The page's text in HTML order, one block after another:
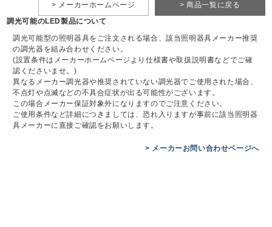
> 商品一覧に戻る
> メーカーホームページ
調光可能のLED製品について
調光可能型の照明器具をご注文される場合、該当照明器具メーカー推奨
の調光器を組み合わせください。
(設置条件はメーカーホームページより仕様書や取扱説明書などでご確
認くださいませ。)
異なるメーカー調光器や推奨されていない調光器でご使用された場合、
不点灯や点滅などの不具合症状が出る可能性がございます。
この場合メーカー保証対象外になりますのでご注意ください。
ご使用条件など詳細につきましては、恐れ入りますが事前に該当照明器
具メーカーに直接ご確認をお願いします。
> メーカーお問い合わせページへ